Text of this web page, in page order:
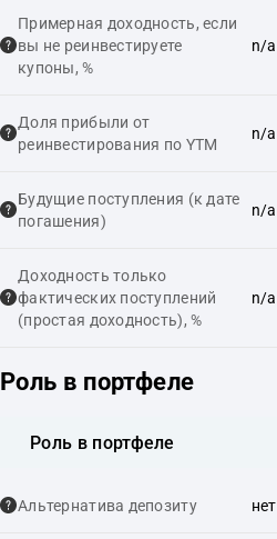
Примерная доходность, если
вы не реинвестируете
купоны, %
n/a
Доля прибыли от
реинвестирования по YTM
n/a
Будущие поступления (к дате
погашения)
n/a
Доходность только
фактических поступлений
(простая доходность), %
n/a
Роль в портфеле
Роль в портфеле
Альтернатива депозиту нет